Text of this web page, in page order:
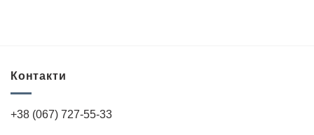
Контакти
+38 (067) 727-55-33